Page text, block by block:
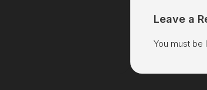
Leave a
You must be